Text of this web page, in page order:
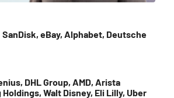
eBay, Alphabet, Deutsche
DHL Group, AMD, Arista
Walt Disney, Eli Lilly, Uber